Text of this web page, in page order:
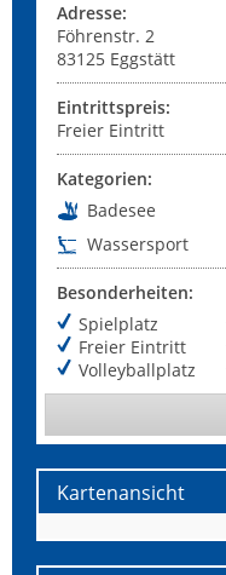
Adresse:
Föhrenstr. 2
83125 Eggstätt
Eintrittspreis:
Freier Eintritt
Kategorien:
Badesee
Wassersport
Besonderheiten:
Spielplatz
Freier Eintritt
Volleyballplatz
Kartenansicht